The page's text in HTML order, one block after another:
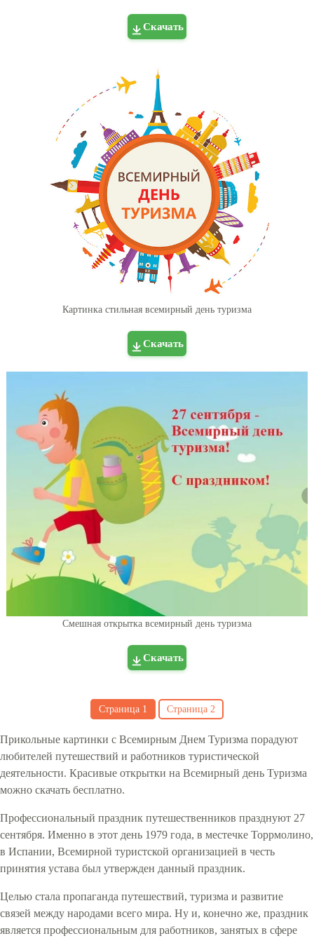
Скачать
Картинка стильная всемирный день туризма
Скачать
Смешная открытка всемирный день туризма
Скачать
Страница 1 Страница 2
Прикольные картинки с Всемирным Днем Туризма порадуют
любителей путешествий и работников туристической
деятельности. Красивые открытки на Всемирный день Туризма
можно скачать бесплатно.
Профессиональный праздник путешественников празднуют 27
сентября. Именно в этот день 1979 года, в местечке Торрмолино,
в Испании, Всемирной туристской организацией в честь
принятия устава был утвержден данный праздник.
Целью стала пропаганда путешествий, туризма и развитие
связей между народами всего мира. Ну и, конечно же, праздник
является профессиональным для работников, занятых в сфере